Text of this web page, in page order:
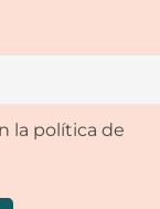
la política de